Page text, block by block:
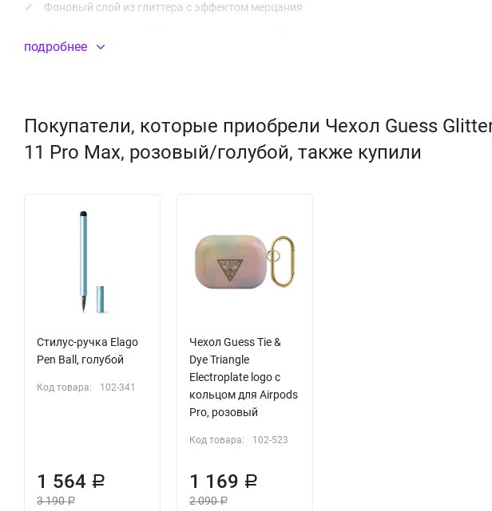
Фоновый слой из глиттера с эффектом мерцания
подробнее
Покупатели, которые приобрели Чехол Guess
11 Pro Max, розовый/голубой, также купили
Стилус-ручка Elago
Pen Ball, голубой
Код товара: 102-341
1 564 Р
3 190Р
Чехол Guess Tie &
Dye Triangle
Electroplate logo с
кольцом для Airpods
Pro, розовый
Код товара: 102-523
1 169 Р
2 090Р